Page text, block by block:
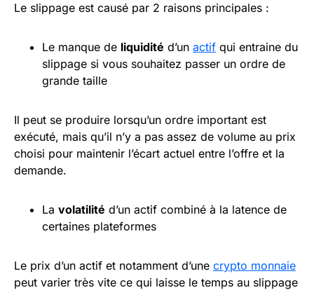
Le slippage est causé par 2 raisons principales :
Le manque de liquidité d’un actif qui entraine du
slippage si vous souhaitez passer un ordre de
grande taille
Il peut se produire lorsqu’un ordre important est
exécuté, mais qu’il n’y a pas assez de volume au prix
choisi pour maintenir l’écart actuel entre l’offre et la
demande.
La volatilité d’un actif combiné à la latence de
certaines plateformes
Le prix d’un actif et notamment d’une crypto monnaie
peut varier très vite ce qui laisse le temps au slippage